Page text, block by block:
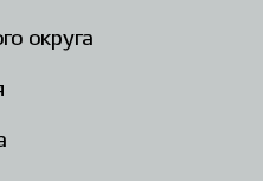
округа